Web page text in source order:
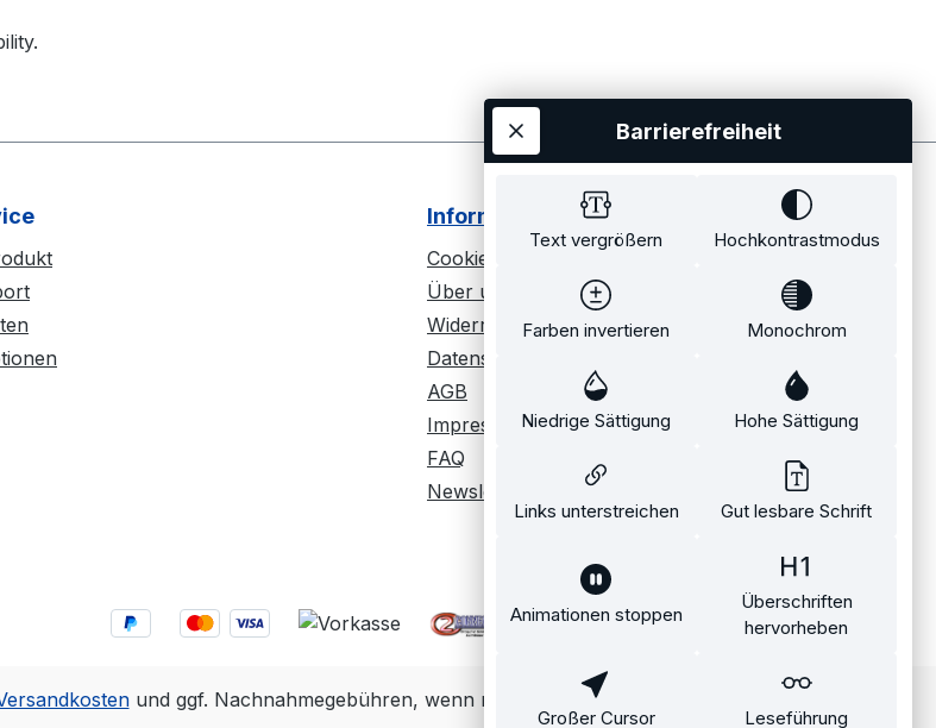
Informationen
Cookie Einstellungen
Über uns
Widerrufsrecht
Datenschutz
AGB
Impressum
FAQ
Newsletter
und ggf. Nachnahmegebühren, wenn nicht anders angegeben.
Text vergrößern Hochkontrastmodus
Farben invertieren Monochrom
Niedrige Sättigung Hohe Sättigung
Links unterstreichen Gut lesbare Schrift
Animationen stoppen
Überschriften
hervorheben
Großer Cursor Leseführung
Barrierefreiheit